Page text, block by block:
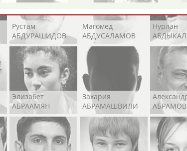
Рустам
АБДУРАШИДОВ
Магомед
АБДУСАЛАМОВ
Нурлан
Элизабет
АБРААМЯН
Захария
АБРАМАШВИЛИ
АБРАМОВ